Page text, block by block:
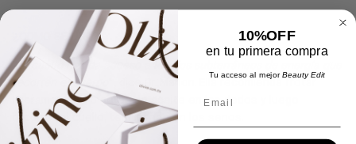
¿COMO SE USA?
“El cuello nos da acceso a los ríos subterráneos de energía que
recorren el cuerpo
”, dice Dr. Mahon. Ella recomienda frotar
ligeramente 2-3 gotas de aceite en los dedos y luego
recorrer el cuello, terminando en los senos.
10%OFF
en tu primera compra
Tu acceso al mejorBeauty Edit